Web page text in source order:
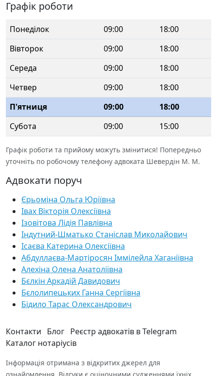
Графік роботи
Понеділок 09:00
18:00
Вівторок
09:00
18:00
Середа
09:00
18:00
Четвер
09:00
18:00
П'ятниця
09:00
18:00
Субота
09:00 15:00
Графік роботи та прийому можуть змінитися! Попередньо
уточніть по робочому телефону адвоката Шевердін М. М.
Адвокати поруч
Єрьоміна Ольга Юріївна
Івах Вікторія Олексіївна
Ізовітова Лідія Павлівна
Індутний-Шматько Станіслав Миколайович
Ісаєва Катерина Олексіївна
Абдуллаєва-Мартіросян Іммілейла Хаганіївна
Алехіна Олена Анатоліївна
Бєлкін Аркадій Давидович
Бєлолипецьких Ганна Сергіївна
Бідило Тарас Олександрович
Контакти Блог Реєстр адвокатів в Telegram
Каталог нотаріусів
Інформація отримана з відкритих джерел для